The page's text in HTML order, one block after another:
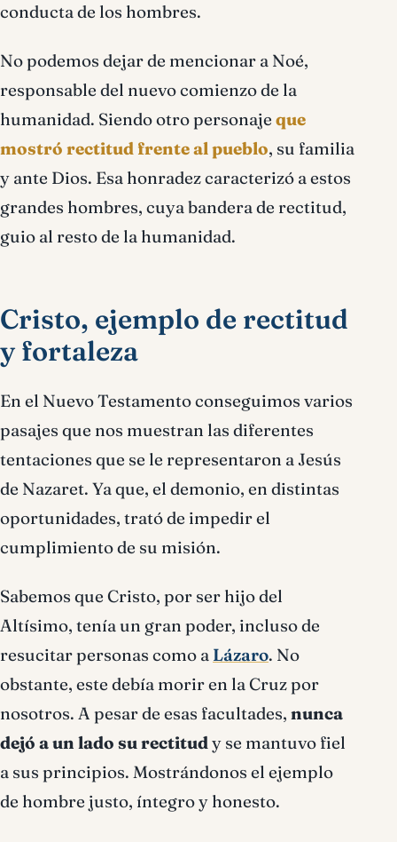
conducta de los hombres.
No podemos dejar de mencionar a Noé,
responsable del nuevo comienzo de la
humanidad. Siendo otro personaje que
mostró rectitud frente al pueblo, su familia
y ante Dios. Esa honradez caracterizó a estos
grandes hombres, cuya bandera de rectitud,
guio al resto de la humanidad.
Cristo, ejemplo de rectitud
y fortaleza
En el Nuevo Testamento conseguimos varios
pasajes que nos muestran las diferentes
tentaciones que se le representaron a Jesús
de Nazaret. Ya que, el demonio, en distintas
oportunidades, trató de impedir el
cumplimiento de su misión.
Sabemos que Cristo, por ser hijo del
Altísimo, tenía un gran poder, incluso de
resucitar personas como a Lázaro. No
obstante, este debía morir en la Cruz por
nosotros. A pesar de esas facultades, nunca
dejó a un lado su rectitudy se mantuvo fiel
a sus principios. Mostrándonos el ejemplo
de hombre justo, íntegro y honesto.